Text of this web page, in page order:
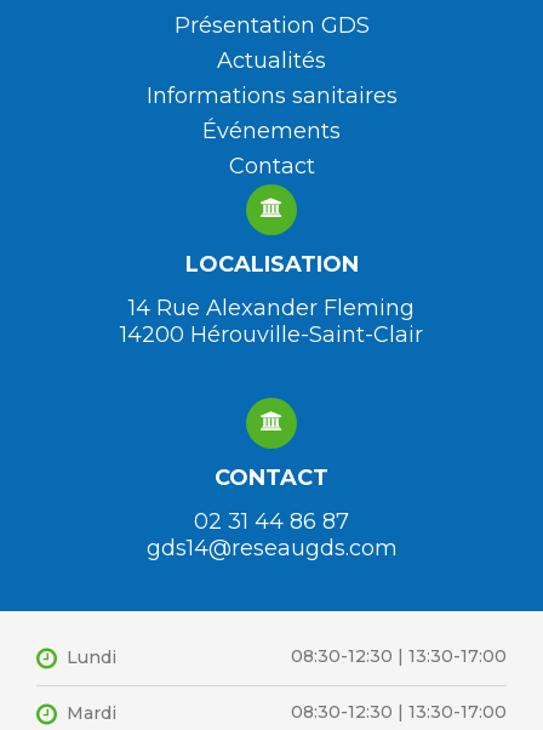
Présentation GDS
Actualités
Informations sanitaires
Événements
Contact
LOCALISATION
14 Rue Alexander Fleming
14200 Hérouville-Saint-Clair
CONTACT
02 31 44 86 87
gds14@reseaugds.com
Lundi 08:30-12:30 | 13:30-17:00
Mardi 08:30-12:30 | 13:30-17:00